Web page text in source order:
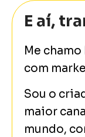
E aí,
Me
com
Sou o
maior
mundo,